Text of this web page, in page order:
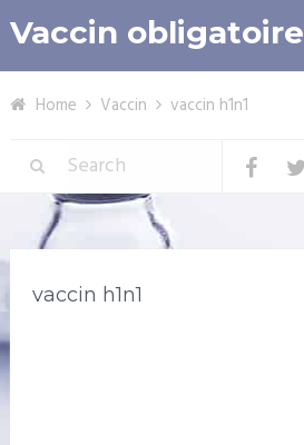
Vaccin obligatoire
Home Vaccin vaccin h1n1
vaccin h1n1